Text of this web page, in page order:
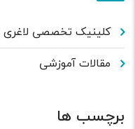
کلینیک تخصصی لاغری
مقالات آموزشی
برچسب ها